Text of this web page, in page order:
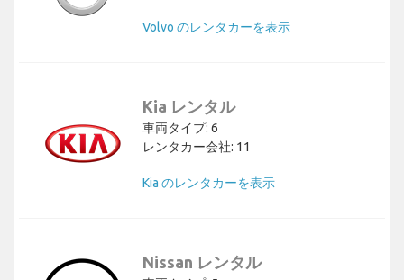
Volvo のレンタカーを表示
Kia レンタル
車両タイプ: 6
レンタカー会社: 11
Kia のレンタカーを表示
Nissan レンタル